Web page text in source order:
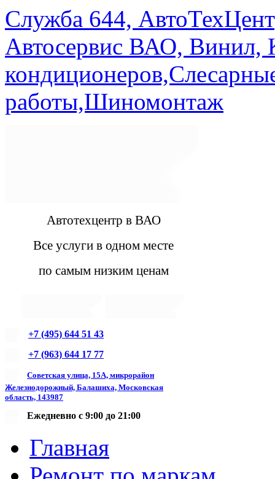
Служба 644,
Автосервис ВАО, Винил,
работы,Шиномонтаж
Автотехцентр в ВАО
Все услуги в одном месте
по самым низким ценам
+7 (495) 644 51 43
+7 (963) 644 17 77
Советская улица, 15А, микрорайон
Железнодорожный, Балашиха, Московская
область, 143987
Ежедневно с 9:00 до 21:00
Главная